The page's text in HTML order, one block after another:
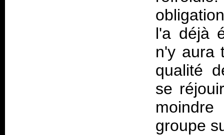
l'a déjà
n'y aura
qualité
se
groupe